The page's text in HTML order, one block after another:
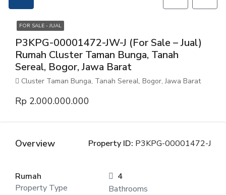
FOR SALE - JUAL
P3KPG-00001472-JW-J (For Sale – Jual)
Rumah Cluster Taman Bunga, Tanah
Sereal, Bogor, Jawa Barat
Cluster Taman Bunga, Tanah Sereal, Bogor, Jawa Barat
Rp 2.000.000.000
Overview Property ID: P3KPG-00001472-J
Rumah
Property Type
4
Bathrooms